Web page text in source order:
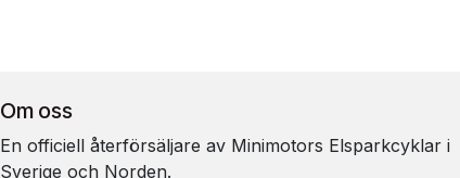
Om oss
En officiell återförsäljare av Minimotors Elsparkcyklar i
Sverige och Norden.